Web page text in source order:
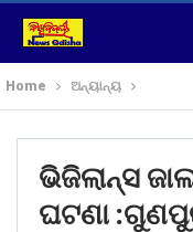
Home ଅନ୍ୟାନ୍ୟ
ଭିଜିଲାନ୍ସ
ଘଟଣା